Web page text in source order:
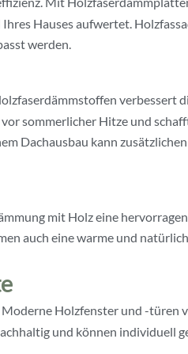
Hauses aufwertet.
werden.
verbessert
sommerlicher Hitze und
Dachausbau kann
mit Holz eine
auch eine warme und
Holzfenster und -türen
und können individuell